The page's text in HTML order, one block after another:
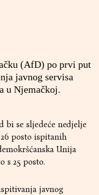
(AfD) po prvi put
javnog servisa
u Njemačkoj.
bi se sljedeće nedjelje
posto ispitanih
Unija
s 25 posto.
javnog